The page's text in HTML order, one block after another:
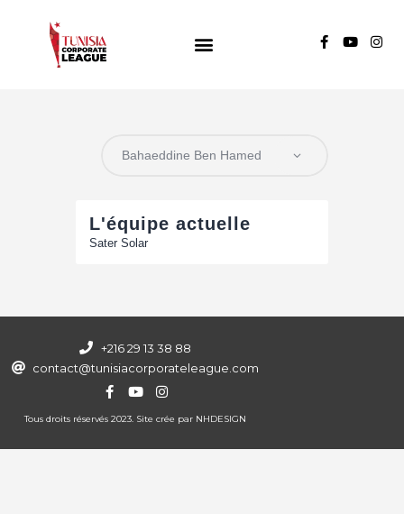
TUNISIA CORPORATE LEAGUE
Groupe B
L'équipe actuelle
Sater Solar
+216 29 13 38 88
contact@tunisiacorporateleague.com
Tous droits réservés 2023. Site crée par NHDESIGN